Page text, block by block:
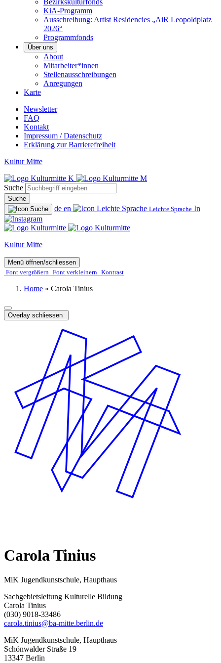
Bezirkskulturfonds
KiA-Programm
Ausschreibung: Artist Residencies „AiR Leopoldplatz
2026“
Programmfonds
Über uns
About
Mitarbeiter*innen
Stellenausschreibungen
Anregungen
Karte
Newsletter
FAQ
Kontakt
Impressum / Datenschutz
Erklärung zur Barrierefreiheit
Kultur Mitte
Suche
Suche
de en Leichte Sprache In
Kultur Mitte
Menü öffnen/schliessen
Font ver­­größern Font ver­­kleinern Kontrast
Home » Carola Tinius
Overlay schliessen
Carola Tinius
MiK Jugendkunstschule, Haupthaus
Sachgebietsleitung Kulturelle Bildung
Carola Tinius
(030) 9018-33486
carola.tinius@ba-mitte.berlin.de
MiK Jugendkunstschule, Haupthaus
Schönwalder Straße 19
13347 Berlin